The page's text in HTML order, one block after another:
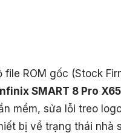
ROM gốc (Stock
SMART 8 Pro
mềm, sửa lỗi treo
bị về trạng thái nhà